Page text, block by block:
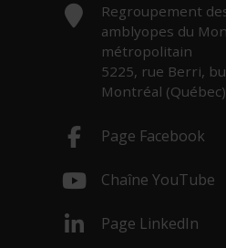
Adresse :
Regroupement
amblyopes du
métropolitain
5225, rue Berri,
Montréal
Page Facebook
Chaîne YouTube
Page LinkedIn